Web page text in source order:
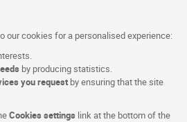
our cookies for a personalised experience:
by producing statistics.
you request by ensuring that the site
Cookies settings link at the bottom of the
Instagram